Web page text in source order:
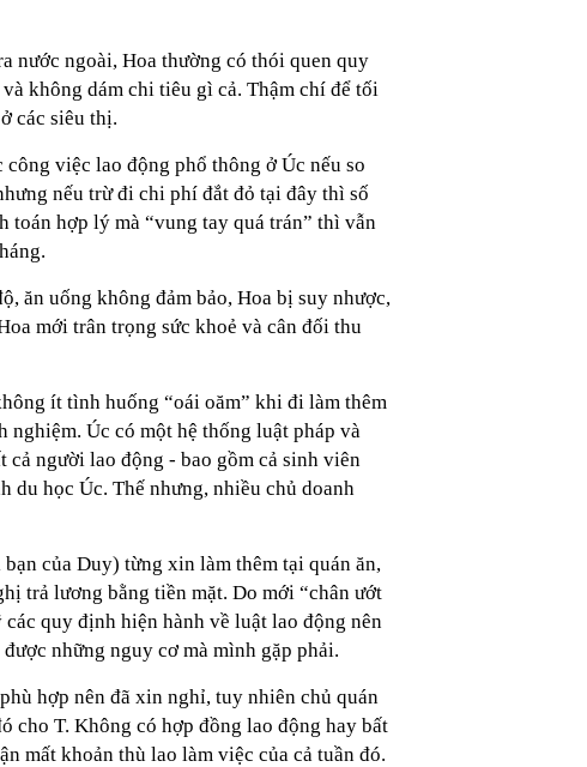
nước ngoài, Hoa thường có thói quen quy
không dám chi tiêu gì cả. Thậm chí để tối
các siêu thị.
việc lao động phổ thông ở Úc nếu so
nếu trừ đi chi phí đắt đỏ tại đây thì số
hợp lý mà “vung tay quá trán” thì vẫn
ăn uống không đảm bảo, Hoa bị suy nhược,
mới trân trọng sức khoẻ và cân đối thu
ít tình huống “oái oăm” khi đi làm thêm
nghiệm. Úc có một hệ thống luật pháp và
cả người lao động - bao gồm cả sinh viên
du học Úc. Thế nhưng, nhiều chủ doanh
của Duy) từng xin làm thêm tại quán ăn,
trả lương bằng tiền mặt. Do mới “chân ướt
quy định hiện hành về luật lao động nên
những nguy cơ mà mình gặp phải.
hợp nên đã xin nghỉ, tuy nhiên chủ quán
cho T. Không có hợp đồng lao động hay bất
mất khoản thù lao làm việc của cả tuần đó.